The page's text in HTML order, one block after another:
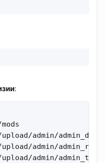
:
mods
upload/admin/
upload/admin/
admin/